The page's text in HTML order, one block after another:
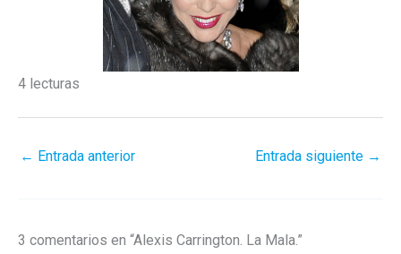
4 lecturas
← Entrada anterior Entrada siguiente →
3 comentarios en “Alexis Carrington. La Mala.”